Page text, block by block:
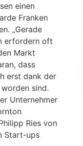
einen
Franken
„Gerade
erfordern oft
Markt
dass
erst dank der
sind.
Unternehmer
Ries von
Start-ups